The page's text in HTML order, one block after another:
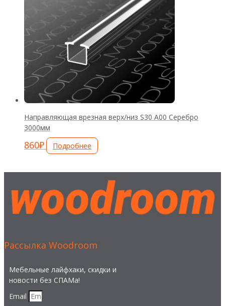
Направляющая врезная верх/низ S30 А00 Серебро
3000мм
860₽ Подробнее
Рассылка Woodroom
Мебельные лайфхаки, скидки и
новости без СПАМа!
Email